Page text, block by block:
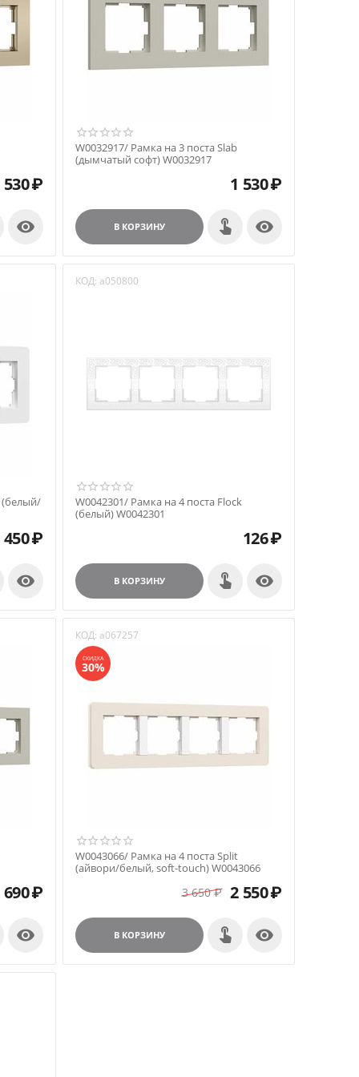
530₽

W0032917/ Рамка на 3 поста Slab
(дымчатый софт) W0032917
1 530₽
В КОРЗИНУ 
(белый/
450₽

КОД: a050800
W0042301/ Рамка на 4 поста Flock
(белый) W0042301
126₽
В КОРЗИНУ 
690₽

КОД: a067257
СКИДКА
30%
W0043066/ Рамка на 4 поста Split
(айвори/белый, soft-touch) W0043066
3 650 ₽ 2 550₽
В КОРЗИНУ 